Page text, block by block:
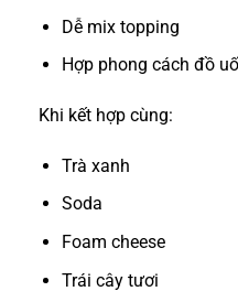
Dễ mix topping
Hợp phong cách đồ
Khi kết hợp cùng:
Trà xanh
Soda
Foam cheese
Trái cây tươi